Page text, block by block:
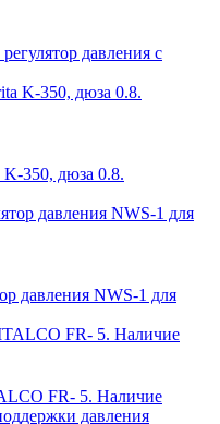
давления с
350, дюза 0.8.
давления NWS-1 для
FR- 5. Наличие